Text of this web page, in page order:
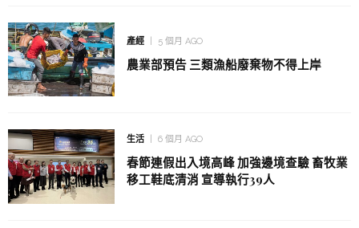
產經 5 個月 AGO
農業部預告 三類漁船廢棄物不得上岸
生活 6 個月 AGO
春節連假出入境高峰 加強邊境查驗 畜牧業
移工鞋底清消 宣導執行39人